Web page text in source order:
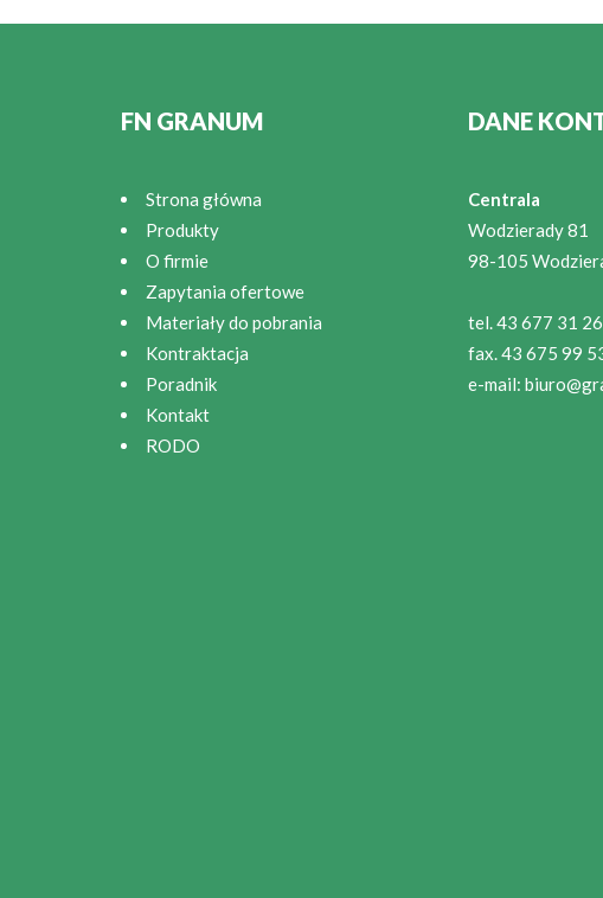
FN GRANUM
Strona główna
Produkty
O firmie
Zapytania ofertowe
Materiały do pobrania
Kontraktacja
Poradnik
Kontakt
RODO
DANE
Centrala
Wodzierady 81
98-105
tel. 43 677 31
fax. 43 675 99
e-mail: